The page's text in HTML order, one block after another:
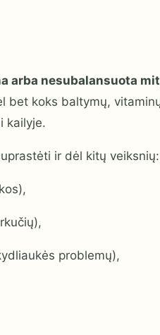
arba nesubalansuota
bet koks baltymų,
kailyje.
ir dėl kitų veiksnių:
problemų),